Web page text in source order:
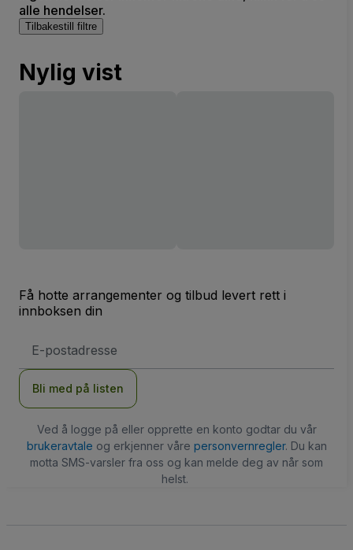
alle hendelser.
Tilbakestill filtre
Nylig vist
Få hotte arrangementer og tilbud levert rett i
innboksen din
postadresse
Bli med på listen
Ved å logge på eller opprette en konto godtar du vår
brukeravtale og erkjenner våre personvernregler. Du kan
motta SMS-varsler fra oss og kan melde deg av når som
helst.